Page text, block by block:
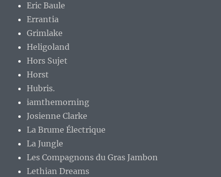
Eric Baule
Errantia
Grimlake
Heligoland
Hors Sujet
Horst
Hubris.
iamthemorning
Josienne Clarke
La Brume Électrique
La Jungle
Les Compagnons du Gras Jambon
Lethian Dreams